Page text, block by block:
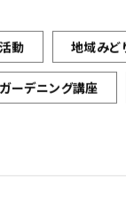
動 地域みど
ガーデニング講座